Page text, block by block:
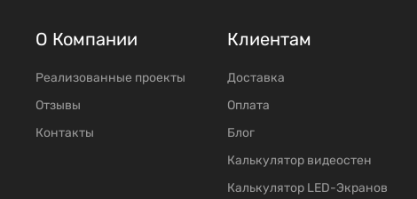
О Компании
Реализованные проекты
Отзывы
Контакты
Клиентам
Доставка
Оплата
Блог
Калькулятор видеостен
Калькулятор LED-Экранов